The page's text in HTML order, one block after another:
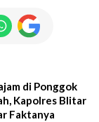
di Ponggok
Kapolres Blitar
Faktanya